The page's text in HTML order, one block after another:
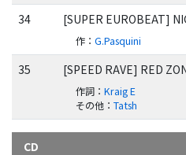
34 [SUPER EUROBEAT]
作 ：G.Pasquini
35 [SPEED RAVE] RED
作詞 ：Kraig E
その他 ：Tatsh
CD